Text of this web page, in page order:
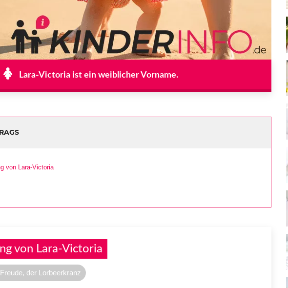
Lara-Victoria ist ein weiblicher Vorname.
von Lara-Victoria
von Lara-Victoria
der Lorbeerkranz